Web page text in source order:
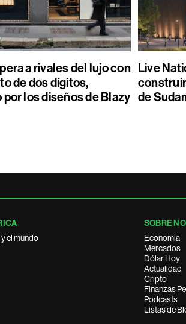
a rivales del lujo con
de dos dígitos,
los diseños de Blazy
Live
de
el mundo
SOBRE
Economía
Mercados
Dólar Hoy
Actualidad
Cripto
Finanzas
Podcasts
Listas de